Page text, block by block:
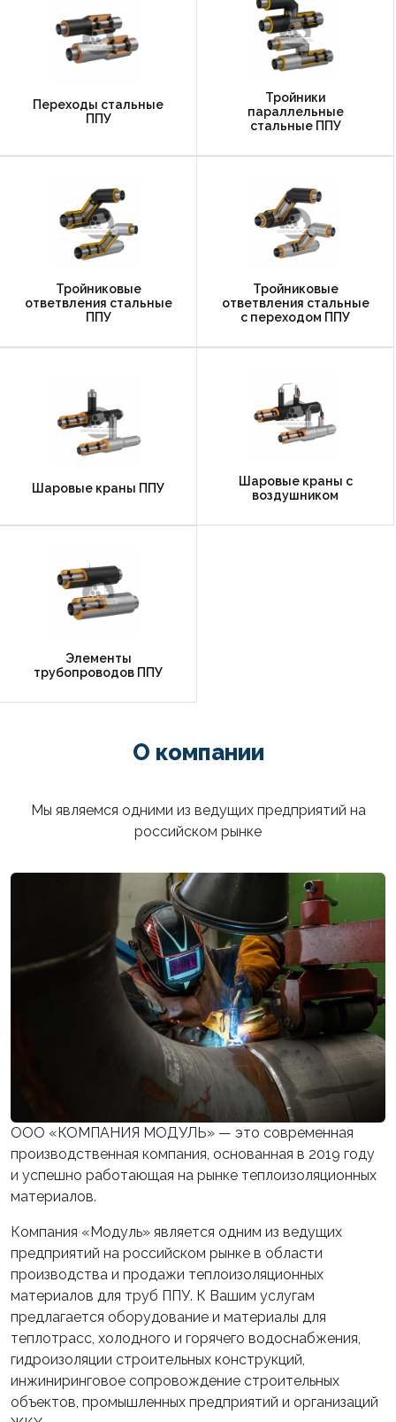
Переходы стальные
ППУ
Тройники
параллельные
стальные ППУ
Тройниковые
ответвления стальные
ППУ
Тройниковые
ответвления стальные
с переходом ППУ
Шаровые краны ППУ
Шаровые краны с
воздушником
Элементы
трубопроводов ППУ
О компании
Мы являемся одними из ведущих предприятий на
российском рынке
ООО «КОМПАНИЯ МОДУЛЬ» — это современная
производственная компания, основанная в 2019 году
и успешно работающая на рынке теплоизоляционных
материалов.
Компания «Модуль» является одним из ведущих
предприятий на российском рынке в области
производства и продажи теплоизоляционных
материалов для труб ППУ. К Вашим услугам
предлагается оборудование и материалы для
теплотрасс, холодного и горячего водоснабжения,
гидроизоляции строительных конструкций,
инжиниринговое сопровождение строительных
объектов, промышленных предприятий и организаций